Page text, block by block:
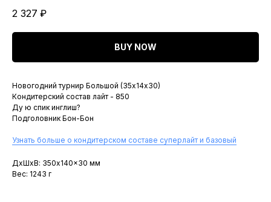
2 327 ₽
BUY NOW
Новогодний турнир Большой (35х14х30)
Кондитерский состав лайт - 850
Ду ю спик инглиш?
Подголовник Бон-Бон
Узнать больше о кондитерском составе суперлайт и базовый
ДxШxВ: 350x140x30 мм
Вес: 1243 г